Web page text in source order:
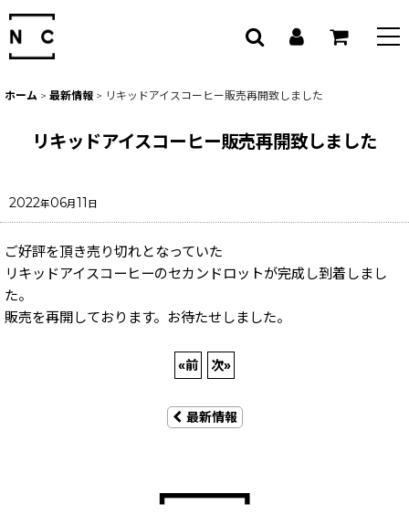
ホーム > 最新情報 > リキッドアイスコーヒー販売再開致しました
リキッドアイスコーヒー販売再開致しました
2022年06月11 日
ご好評を頂き売り切れとなっていた
リキッドアイスコーヒーのセカンドロットが完成し到着しまし
た。
販売を再開しております。お待たせしました。
«前 次»
最新情報